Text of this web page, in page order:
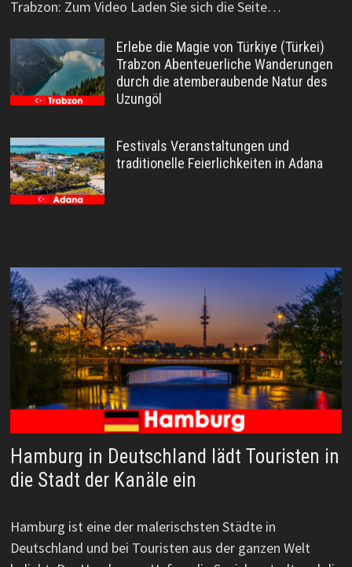
Trabzon: Zum Video Laden Sie sich die Seite…
Erlebe die Magie von Türkiye (Türkei)
Trabzon Abenteuerliche Wanderungen
durch die atemberaubende Natur des
Uzungöl
Festivals Veranstaltungen und
traditionelle Feierlichkeiten in Adana
Hamburg in Deutschland lädt Touristen in
die Stadt der Kanäle ein
Hamburg ist eine der malerischsten Städte in
Deutschland und bei Touristen aus der ganzen Welt